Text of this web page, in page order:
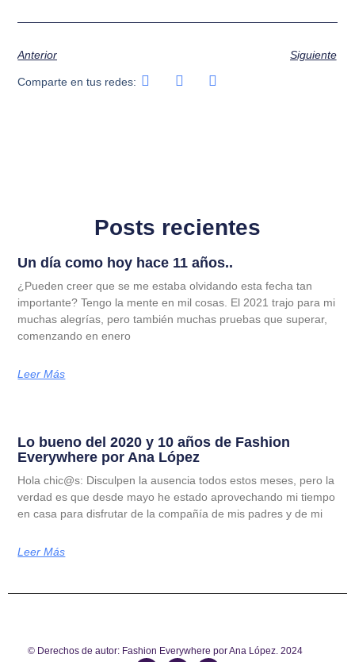
Anterior Siguiente
Comparte en tus redes:
Posts recientes
Un día como hoy hace 11 años..
¿Pueden creer que se me estaba olvidando esta fecha tan
importante? Tengo la mente en mil cosas. El 2021 trajo para mi
muchas alegrías, pero también muchas pruebas que superar,
comenzando en enero
Leer Más
Lo bueno del 2020 y 10 años de Fashion
Everywhere por Ana López
Hola chic@s: Disculpen la ausencia todos estos meses, pero la
verdad es que desde mayo he estado aprovechando mi tiempo
en casa para disfrutar de la compañía de mis padres y de mi
Leer Más
© Derechos de autor: Fashion Everywhere por Ana López. 2024